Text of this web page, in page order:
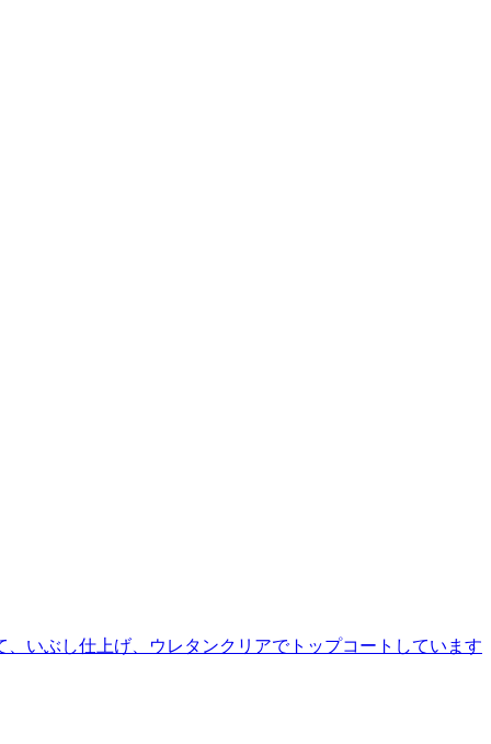
いぶし仕上げ、ウレタンクリアでトップコートしています